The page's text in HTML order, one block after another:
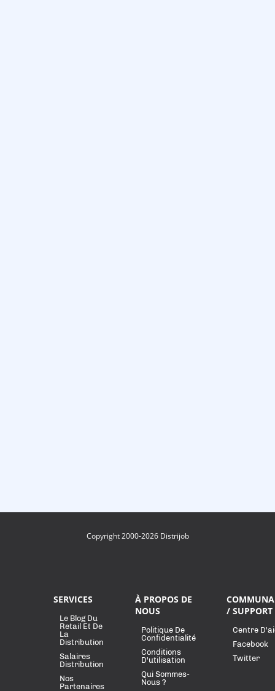
Copyright 2000-2026 Distrijob
SERVICES
Le Blog Du
Retail Et De
La
Distribution
Salaires
Distribution
Nos
Partenaires
À PROPOS DE
NOUS
Politique De
Confidentialité
Conditions
D'utilisation
Qui Sommes-
Nous ?
/ SUPPORT
Centre
Facebook
Twitter